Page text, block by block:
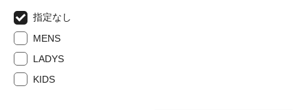
指定なし
MENS
LADYS
KIDS